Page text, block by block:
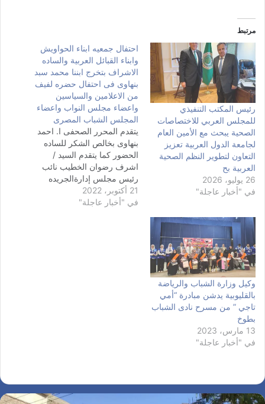
مرتبط
رئيس المكتب التنفيذي
للمجلس العربي للاختصاصات
الصحية يبحث مع الأمين العام
لجامعة الدول العربية تعزيز
التعاون لتطوير النظم الصحية
العربية بح
26 يوليو، 2026
في "أخبار عاجلة"
احتفال جمعيه ابناء الحواويش
وابناء القبائل العربية والساده
الاشراف بتخرج ابننا محمد سبد
بنهاوى فى احتفال حضره لفيف
من الاعلامين والسياسين
واعضاء مجلس النواب واعضاء
المجلس الشباب المصرى
يتقدم المحرر الصحفى ا. احمد
بنهاوى بخالص الشكر للساده
الحضور كما يتقدم السيد /
اشرف رضوان الخطيب نائب
رئيس مجلس إدارةالجريده
لشؤون القبائل العربية
والشؤون السياسيه لكل مشايخ
21 أكتوبر، 2022
في "أخبار عاجلة"
وكيل وزارة الشباب والرياضة
بالقليوبية يدشن مبادرة “أمي
تاجي ” من مسرح نادى الشباب
بطوخ
13 مارس، 2023
في "أخبار عاجلة"